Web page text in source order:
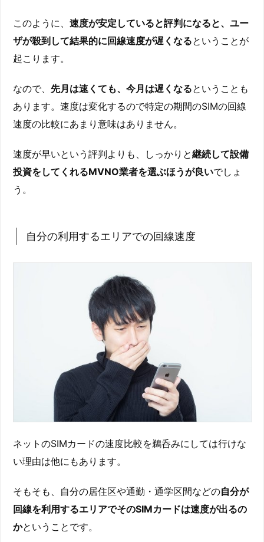
このように、 速度が安定していると評判になると、ユー
ザが殺到して結果的に回線速度が遅くなるということが
起こります。
なので、 先月は速くても、今月は遅くなるということも
あります。速度は変化するので特定の期間のSIMの回線
速度の比較にあまり意味はありません。
速度が早いという評判よりも、しっかりと継続して設備
投資をしてくれるMVNO業者を選ぶほうが良いでしょ
う。
自分の利用するエリアでの回線速度
ネットのSIMカードの速度比較を鵜呑みにしては行けな
い理由は他にもあります。
そもそも、自分の居住区や通勤・通学区間などの自分が
回線を利用するエリアでそのSIMカードは速度が出るの
かということです。